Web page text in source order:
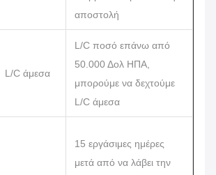
αποστολή
L/C άμεσα
L/C ποσό επάνω από
50.000 Δολ ΗΠΑ,
μπορούμε να δεχτούμε
L/C άμεσα
15 εργάσιμες ημέρες
μετά από να λάβει την